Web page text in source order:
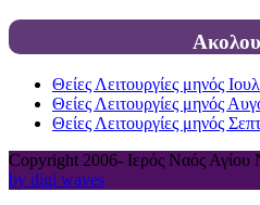
Θείες Λειτουργίες μηνός
Θείες Λειτουργίες μηνός
Θείες Λειτουργίες μηνός
Copyright 2006- Ιερός Ναός Αγίου
by digi waves